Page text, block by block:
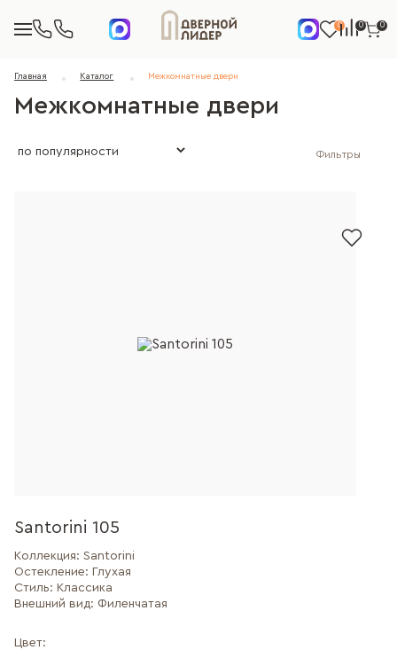
0 0 0
Главная Каталог Межкомнатные двери
Межкомнатные двери
Фильтры
Santorini 105
Коллекция: Santorini
Остекление: Глухая
Стиль: Классика
Внешний вид: Филенчатая
Цвет: